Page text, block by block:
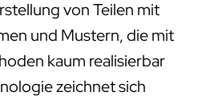
von Teilen mit
und Mustern, die mit
kaum realisierbar
zeichnet sich